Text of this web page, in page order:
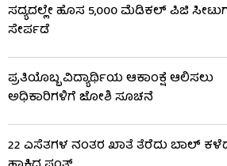
ಸದ್ಯದಲ್ಲೇ ಹೊಸ 5,000 ಮೆಡಿಕಲ್ ಪಿಜಿ
ಸೇರ್ಪಡೆ
ಪ್ರತಿಯೊಬ್ಬ ವಿದ್ಯಾರ್ಥಿಯ ಆಕಾಂಕ್ಷೆ ಆಲಿಸಲು
ಅಧಿಕಾರಿಗಳಿಗೆ ಜೋಶಿ ಸೂಚನೆ
22 ಎಸೆತಗಳ ನಂತರ ಖಾತೆ ತೆರೆದು ಬಾಲ್